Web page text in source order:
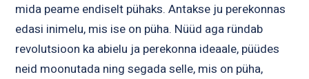
mida peame endiselt pühaks. Antakse ju perekonnas
edasi inimelu, mis ise on püha. Nüüd aga ründab
revolutsioon ka abielu ja perekonna ideaale, püüdes
neid moonutada ning segada selle, mis on püha,